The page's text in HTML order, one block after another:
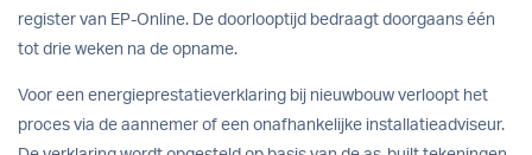
register van EP-Online. De doorlooptijd bedraagt doorgaans één
tot drie weken na de opname.
Voor een energieprestatieverklaring bij nieuwbouw verloopt het
proces via de aannemer of een onafhankelijke installatieadviseur.